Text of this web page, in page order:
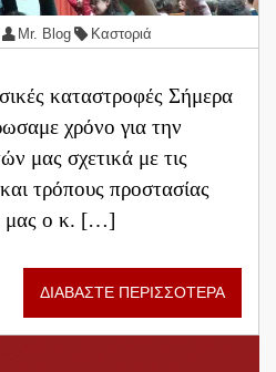
Mr. Blog Καστοριά
καταστροφές Σήμερα
χρόνο για την
μας σχετικά με τις
τρόπους προστασίας
μας ο κ. […]
ΔΙΑΒΑΣΤΕ ΠΕΡΙΣΣΟΤΕΡΑ